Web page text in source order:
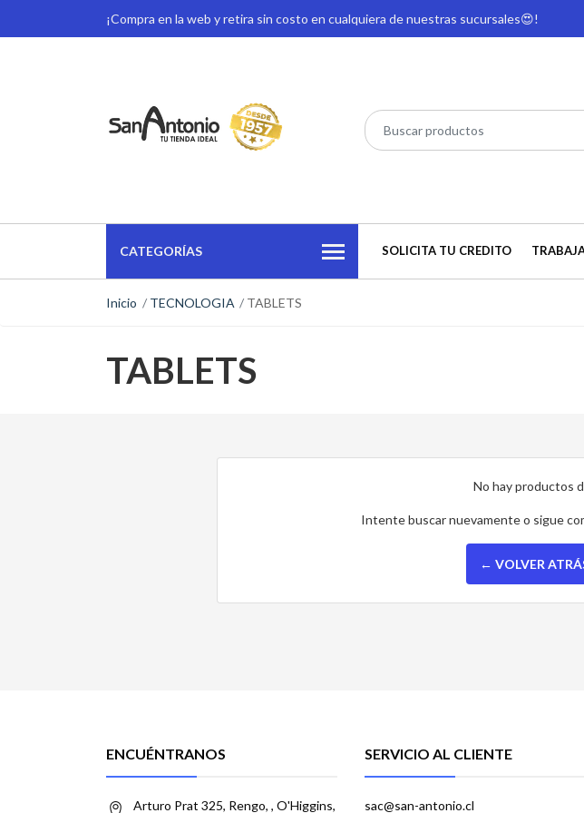
¡Compra en la web y retira sin costo en cualquiera de nuestras sucursales😍!
CATEGORÍAS SOLICITA TU CREDITO
Inicio TECNOLOGIA TABLETS
TABLETS
No hay productos
Intente buscar nuevamente o sigue
← VOLVER
ENCUÉNTRANOS
Arturo Prat 325, Rengo, , O'Higgins,
SERVICIO AL CLIENTE
sac@san-antonio.cl